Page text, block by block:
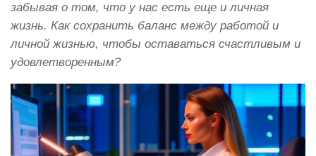
забывая о том, что у нас есть еще и личная
жизнь. Как сохранить баланс между работой и
личной жизнью, чтобы оставаться счастливым и
удовлетворенным?